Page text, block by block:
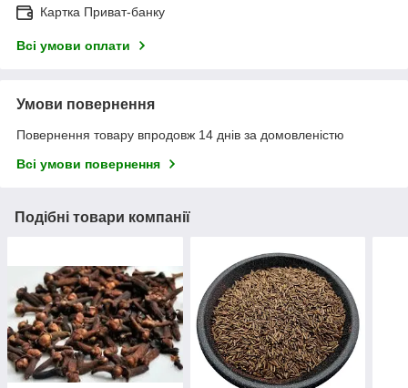
Картка Приват-банку
Всі умови оплати
Умови повернення
Повернення товару впродовж 14 днів за домовленістю
Всі умови повернення
Подібні товари компанії